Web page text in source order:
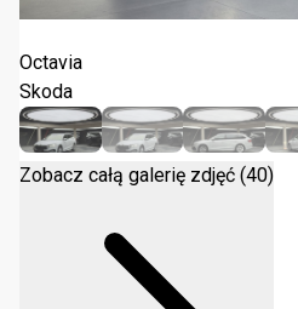
Skoda Octavia 2.0 TDI Ambition
Octavia
Skoda
Zobacz całą galerię zdjęć (40)